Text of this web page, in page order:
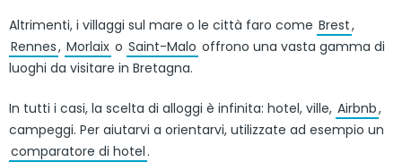
Altrimenti, i villaggi sul mare o le città faro come Brest,
Rennes, Morlaix o Saint-Malo offrono una vasta gamma di
luoghi da visitare in Bretagna.
In tutti i casi, la scelta di alloggi è infinita: hotel, ville, Airbnb,
campeggi. Per aiutarvi a orientarvi, utilizzate ad esempio un
comparatore di hotel .